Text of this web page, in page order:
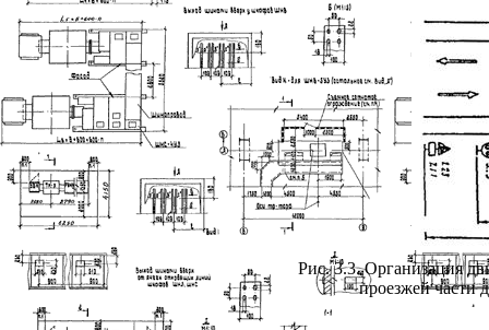
Рис. 3.3. Организация
проезжей части